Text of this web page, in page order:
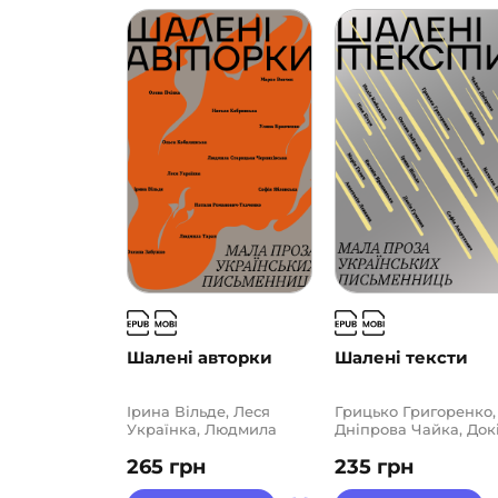
Шалені авторки
265 грн
Ірина Вільде, Леся
Українка, Людмила
Черняхівська, Людмила
Таран, Марко Вовчок,
Шалені тексти
235 грн
Грицько Григоренко,
Дніпрова Чайка,
Ярошинська, Ірина
Вільде, Левкова